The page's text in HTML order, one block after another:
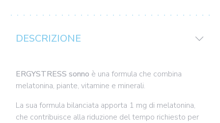
DESCRIZIONE
ERGYSTRESS sonno è una formula che combina
melatonina, piante, vitamine e minerali.
La sua formula bilanciata apporta 1 mg di melatonina,
che contribuisce alla riduzione del tempo richiesto per